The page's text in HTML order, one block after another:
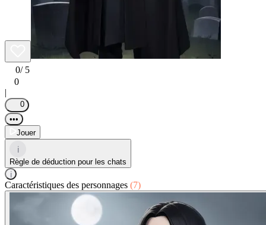
0/ 5
0
|
0
•••
Jouer
i
Règle de déduction pour les chats
i
Caractéristiques des personnages (7)